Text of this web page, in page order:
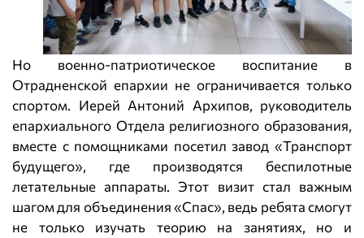
Но военно-патриотическое воспитание в
Отрадненской епархии не ограничивается только
спортом. Иерей Антоний Архипов, руководитель
епархиального Отдела религиозного образования,
вместе с помощниками посетил завод «Транспорт
будущего», где производятся беспилотные
летательные аппараты. Этот визит стал важным
шагом для объединения «Спас», ведь ребята смогут
не только изучать теорию на занятиях, но и